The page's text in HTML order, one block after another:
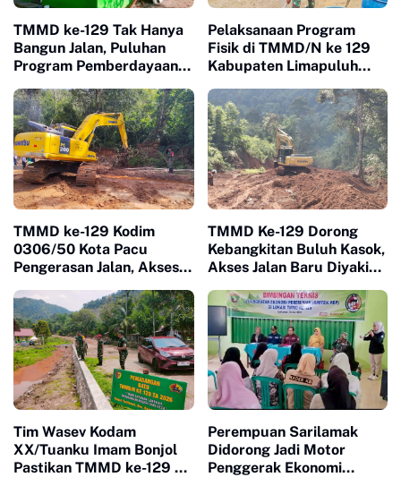
TMMD ke-129 Tak Hanya
Bangun Jalan, Puluhan
Program Pemberdayaan
di Buluh Kasok
Pelaksanaan Program
Fisik di TMMD/N ke 129
Kabupaten Limapuluh
Lancar Dan Signifikan
TMMD ke-129 Kodim
0306/50 Kota Pacu
Pengerasan Jalan, Akses
Mendekati Tuntas
TMMD Ke-129 Dorong
Kebangkitan Buluh Kasok,
Akses Jalan Baru Diyakini
Ekonomi Warga
Tim Wasev Kodam
XX/Tuanku Imam Bonjol
Pastikan TMMD ke-129 di
Perempuan Sarilamak
Didorong Jadi Motor
Penggerak Ekonomi